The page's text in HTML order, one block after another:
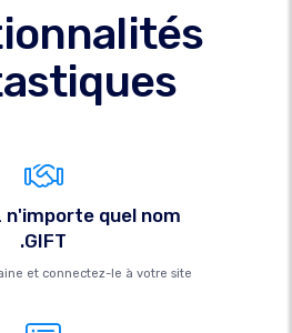
n'importe quel nom
.GIFT
et connectez-le à votre site